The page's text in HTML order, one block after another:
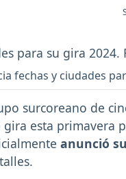
fechas y ciudades
surcoreano de
gira esta primavera
anunció